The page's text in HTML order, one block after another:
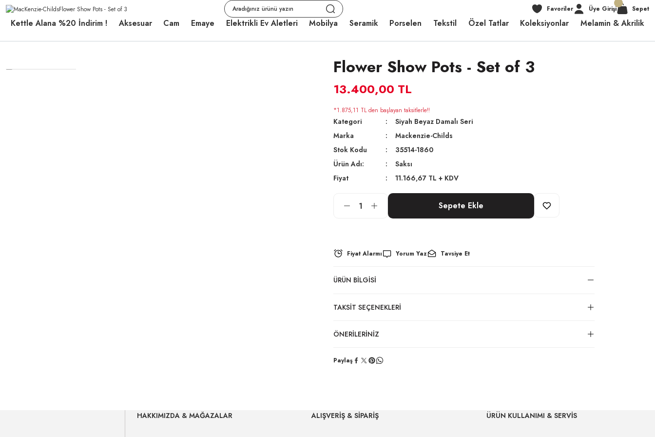
Favoriler Üye Girişi Sepet
Kettle Alana %20 İndirim ! Aksesuar Cam Emaye Elektrikli Ev Aletleri Mobilya Seramik Porselen Tekstil Özel Tatlar Koleksiyonlar Melamin & Akrilik
Flower Show Pots - Set of 3
13.400,00 TL
*1.875,11 TL den başlayan taksitlerle!!
Kategori
Siyah Beyaz Damalı Seri
Marka
Mackenzie-Childs
Stok Kodu
35514-1860
Ürün Adı:
Saksı
Fiyat
11.166,67 TL + KDV
Sepete Ekle
Fiyat Alarmı Yorum Yaz Tavsiye Et
ÜRÜN BILGISI
TAKSIT SEÇENEKLERI
ÖNERILERINIZ
Paylaş
HAKKIMIZDA & MAĞAZALAR ALIŞVERİŞ & SİPARİŞ ÜRÜN KULLANIMI & SERVİS